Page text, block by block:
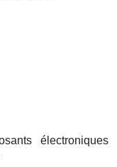
électroniques